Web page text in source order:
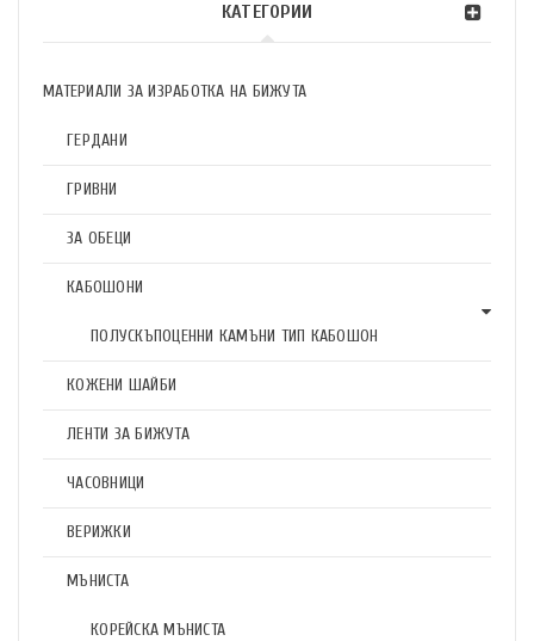
КАТЕГОРИИ
МАТЕРИАЛИ ЗА ИЗРАБОТКА НА БИЖУТА
ГЕРДАНИ
ГРИВНИ
ЗА ОБЕЦИ
КАБОШОНИ
ПОЛУСКЪПОЦЕННИ КАМЪНИ ТИП КАБОШОН
КОЖЕНИ ШАЙБИ
ЛЕНТИ ЗА БИЖУТА
ЧАСОВНИЦИ
ВЕРИЖКИ
МЪНИСТА
КОРЕЙСКА МЪНИСТА